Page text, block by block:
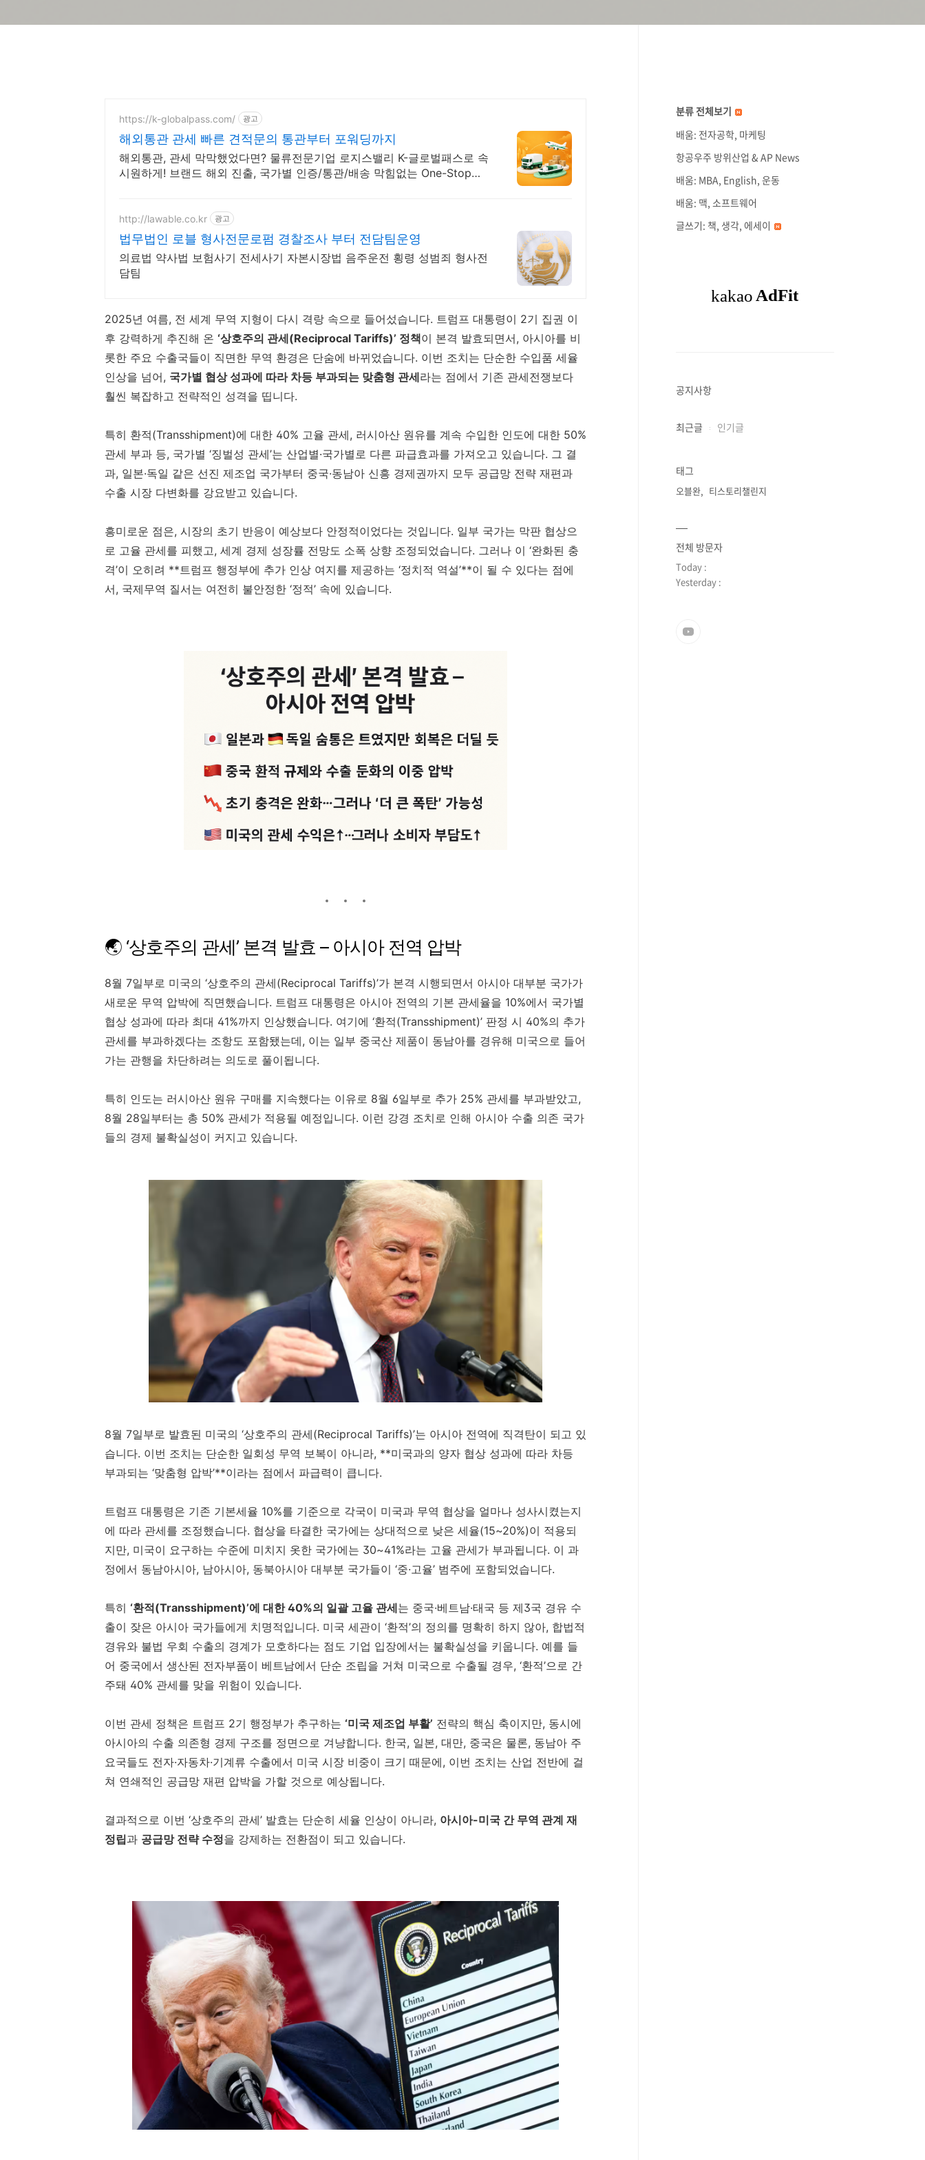
https://k-globalpass.com/ 광고
해외통관 관세 빠른 견적문의 통관부터 포워딩까지
해외통관, 관세 막막했었다면? 물류전문기업 로지스밸리 K-글로벌패스로 속
시원하게! 브랜드 해외 진출, 국가별 인증/통관/배송 막힘없는 One-Stop
http://lawable.co.kr 광고
법무법인 로블 형사전문로펌 경찰조사 부터 전담팀운영
의료법 약사법 보험사기 전세사기 자본시장법 음주운전 횡령 성범죄 형사전
담팀
2025년 여름, 전 세계 무역 지형이 다시 격랑 속으로 들어섰습니다. 트럼프 대통령이 2기 집권 이
후 강력하게 추진해 온 ‘상호주의 관세(Reciprocal Tariffs)’ 정책이 본격 발효되면서, 아시아를 비
롯한 주요 수출국들이 직면한 무역 환경은 단숨에 바뀌었습니다. 이번 조치는 단순한 수입품 세율
인상을 넘어, 국가별 협상 성과에 따라 차등 부과되는 맞춤형 관세라는 점에서 기존 관세전쟁보다
훨씬 복잡하고 전략적인 성격을 띱니다.
특히 환적(Transshipment)에 대한 40% 고율 관세, 러시아산 원유를 계속 수입한 인도에 대한 50%
관세 부과 등, 국가별 ‘징벌성 관세’는 산업별·국가별로 다른 파급효과를 가져오고 있습니다. 그 결
과, 일본·독일 같은 선진 제조업 국가부터 중국·동남아 신흥 경제권까지 모두 공급망 전략 재편과
수출 시장 다변화를 강요받고 있습니다.
흥미로운 점은, 시장의 초기 반응이 예상보다 안정적이었다는 것입니다. 일부 국가는 막판 협상으
로 고율 관세를 피했고, 세계 경제 성장률 전망도 소폭 상향 조정되었습니다. 그러나 이 ‘완화된 충
격’이 오히려 **트럼프 행정부에 추가 인상 여지를 제공하는 ‘정치적 역설’**이 될 수 있다는 점에
서, 국제무역 질서는 여전히 불안정한 ‘정적’ 속에 있습니다.
🌏 ‘상호주의 관세’ 본격 발효 – 아시아 전역 압박
8월 7일부로 미국의 ‘상호주의 관세(Reciprocal Tariffs)’가 본격 시행되면서 아시아 대부분 국가가
새로운 무역 압박에 직면했습니다. 트럼프 대통령은 아시아 전역의 기본 관세율을 10%에서 국가별
협상 성과에 따라 최대 41%까지 인상했습니다. 여기에 ‘환적(Transshipment)’ 판정 시 40%의 추가
관세를 부과하겠다는 조항도 포함됐는데, 이는 일부 중국산 제품이 동남아를 경유해 미국으로 들어
가는 관행을 차단하려는 의도로 풀이됩니다.
특히 인도는 러시아산 원유 구매를 지속했다는 이유로 8월 6일부로 추가 25% 관세를 부과받았고,
8월 28일부터는 총 50% 관세가 적용될 예정입니다. 이런 강경 조치로 인해 아시아 수출 의존 국가
들의 경제 불확실성이 커지고 있습니다.
8월 7일부로 발효된 미국의 ‘상호주의 관세(Reciprocal Tariffs)’는 아시아 전역에 직격탄이 되고 있
습니다. 이번 조치는 단순한 일회성 무역 보복이 아니라, **미국과의 양자 협상 성과에 따라 차등
부과되는 ‘맞춤형 압박’**이라는 점에서 파급력이 큽니다.
트럼프 대통령은 기존 기본세율 10%를 기준으로 각국이 미국과 무역 협상을 얼마나 성사시켰는지
에 따라 관세를 조정했습니다. 협상을 타결한 국가에는 상대적으로 낮은 세율(15~20%)이 적용되
지만, 미국이 요구하는 수준에 미치지 옷한 국가에는 30~41%라는 고율 관세가 부과됩니다. 이 과
정에서 동남아시아, 남아시아, 동북아시아 대부분 국가들이 ‘중·고율’ 범주에 포함되었습니다.
특히 ‘환적(Transshipment)’에 대한 40%의 일괄 고율 관세는 중국·베트남·태국 등 제3국 경유 수
출이 잦은 아시아 국가들에게 치명적입니다. 미국 세관이 ‘환적’의 정의를 명확히 하지 않아, 합법적
경유와 불법 우회 수출의 경계가 모호하다는 점도 기업 입장에서는 불확실성을 키웁니다. 예를 들
어 중국에서 생산된 전자부품이 베트남에서 단순 조립을 거쳐 미국으로 수출될 경우, ‘환적’으로 간
주돼 40% 관세를 맞을 위험이 있습니다.
이번 관세 정책은 트럼프 2기 행정부가 추구하는 ‘미국 제조업 부활’ 전략의 핵심 축이지만, 동시에
아시아의 수출 의존형 경제 구조를 정면으로 겨냥합니다. 한국, 일본, 대만, 중국은 물론, 동남아 주
요국들도 전자·자동차·기계류 수출에서 미국 시장 비중이 크기 때문에, 이번 조치는 산업 전반에 걸
쳐 연쇄적인 공급망 재편 압박을 가할 것으로 예상됩니다.
결과적으로 이번 ‘상호주의 관세’ 발효는 단순히 세율 인상이 아니라, 아시아-미국 간 무역 관계 재
정립과 공급망 전략 수정을 강제하는 전환점이 되고 있습니다.
분류 전체보기
배움: 전자공학, 마케팅
항공우주 방위산업 & AP News
배움: MBA, English, 운동
배움: 맥, 소프트웨어
글쓰기: 책, 생각, 에세이
공지사항
최근글 인기글
태그
오블완 티스토리챌린지
전체 방문자
Today :
Yesterday :